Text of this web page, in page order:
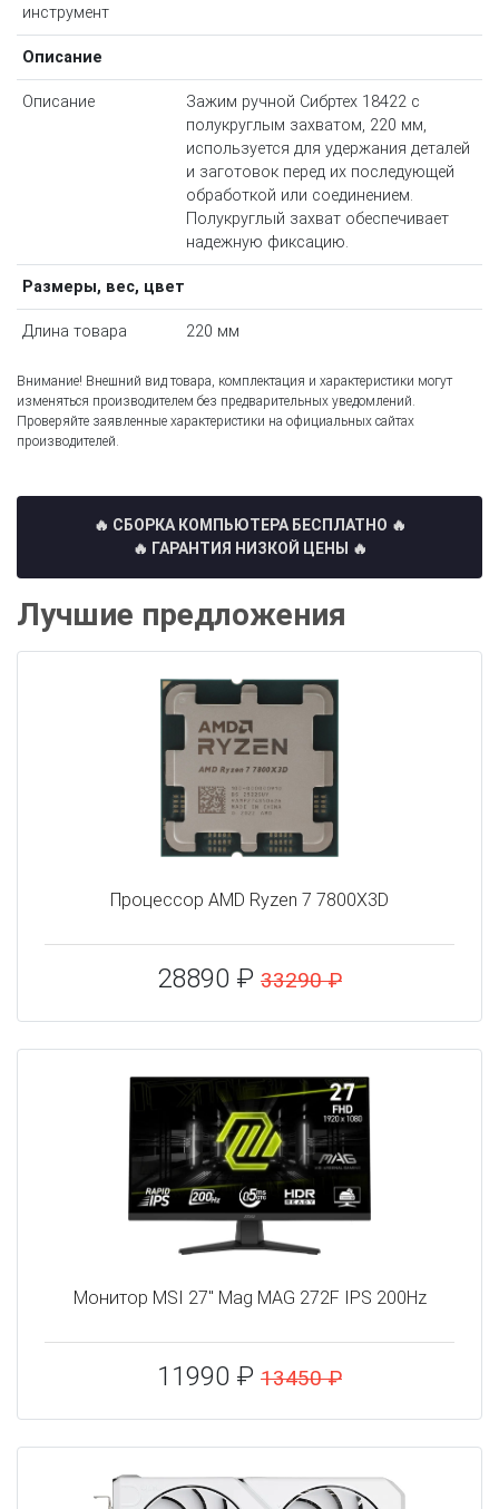
инструмент
Описание
Описание
Зажим ручной Сибртех 18422 с
полукруглым захватом, 220 мм,
используется для удержания деталей
и заготовок перед их последующей
обработкой или соединением.
Полукруглый захват обеспечивает
надежную фиксацию.
Размеры, вес, цвет
Длина товара 220 мм
Внимание! Внешний вид товара, комплектация и характеристики могут
изменяться производителем без предварительных уведомлений.
Проверяйте заявленные характеристики на официальных сайтах
производителей.
🔥 СБОРКА КОМПЬЮТЕРА БЕСПЛАТНО 🔥
🔥 ГАРАНТИЯ НИЗКОЙ ЦЕНЫ 🔥
Лучшие предложения
Процессор AMD Ryzen 7 7800X3D
28890 ₽ 33290 ₽
Монитор MSI 27" Mag MAG 272F IPS 200Hz
11990 ₽ 13450 ₽